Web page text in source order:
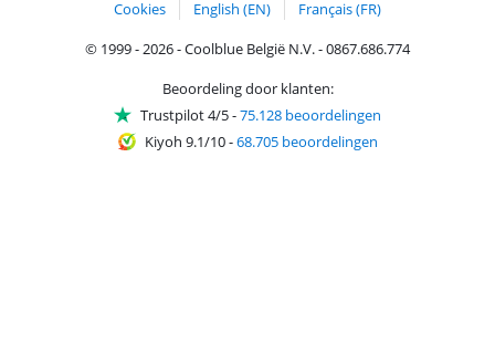
Cookies English (EN)
Français (FR)
© 1999 - 2026 - Coolblue België N.V. - 0867.686.774
Beoordeling door klanten:
Trustpilot 4/5-75.128 beoordelingen
Kiyoh 9.1/10-68.705 beoordelingen